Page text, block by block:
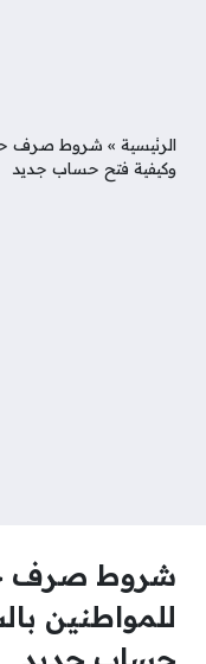
الرئيسية » شروط صرف
وكيفية فتح حساب جديد
شروط صرف
للمواطنين